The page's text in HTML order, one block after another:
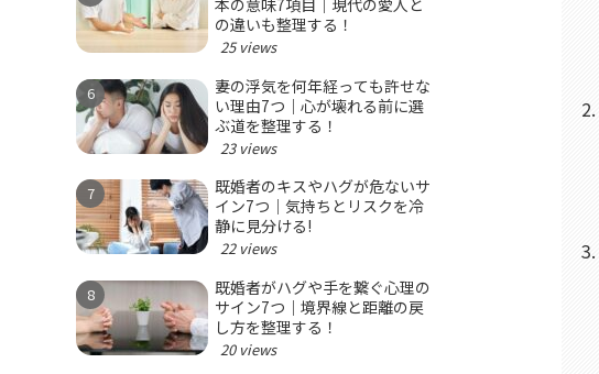
本の意味7項目｜現代の愛人と
の違いも整理する！
25 views
妻の浮気を何年経っても許せな
い理由7つ｜心が壊れる前に選
ぶ道を整理する！
23 views
既婚者のキスやハグが危ないサ
イン7つ｜気持ちとリスクを冷
静に見分ける!
22 views
既婚者がハグや手を繋ぐ心理の
サイン7つ｜境界線と距離の戻
し方を整理する！
20 views